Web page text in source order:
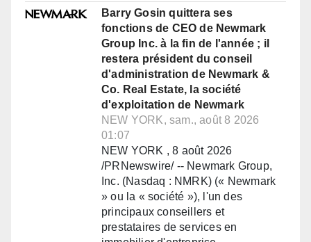
Barry Gosin quittera ses
fonctions de CEO de Newmark
Group Inc. à la fin de l'année ; il
restera président du conseil
d'administration de Newmark &
Co. Real Estate, la société
d'exploitation de Newmark
NEW YORK, sam., août 8 2026
01:07
NEW YORK , 8 août 2026
/PRNewswire/ -- Newmark Group,
Inc. (Nasdaq : NMRK) (« Newmark
» ou la « société »), l'un des
principaux conseillers et
prestataires de services en